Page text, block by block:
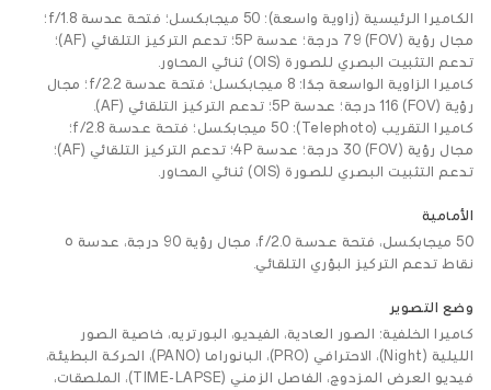
الكاميرا الرئيسية (زاوية واسعة): 50 ميجابكسل؛ فتحة عدسة f/1.8؛
مجال رؤية (FOV) 79 درجة؛ عدسة 5P؛ تدعم التركيز التلقائي (AF)؛
تدعم التثبيت البصري للصورة (OIS) ثنائي المحاور.
كاميرا الزاوية الواسعة جدًا: 8 ميجابكسل؛ فتحة عدسة f/2.2؛ مجال
رؤية (FOV) 116 درجة؛ عدسة 5P؛ تدعم التركيز التلقائي (AF).
كاميرا التقريب (Telephoto): 50 ميجابكسل؛ فتحة عدسة f/2.8؛
مجال رؤية (FOV) 30 درجة؛ عدسة 4P؛ تدعم التركيز التلقائي (AF)؛
تدعم التثبيت البصري للصورة (OIS) ثنائي المحاور.
الأمامية
50 ميجابكسل، فتحة عدسة f/2.0، مجال رؤية 90 درجة، عدسة ٥
نقاط، تدعم التركيز البؤري التلقائي.
وضع التصوير
كاميرا الخلفية: الصور العادية، الفيديو، البورتريه، خاصية الصور
الليلية (Night)، الاحترافي (PRO)، البانوراما (PANO)، الحركة البطيئة،
فيديو العرض المزدوج، الفاصل الزمني (TIME-LAPSE)، الملصقات،